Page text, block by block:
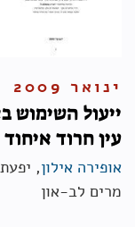
ינואר 2009
ייעול השימוש
עין חרוד איחוד
אופירה אילון,
מרים לב-און